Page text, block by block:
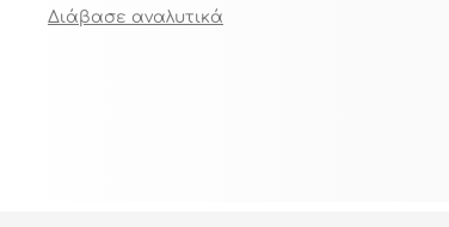
Διάβασε αναλυτικά